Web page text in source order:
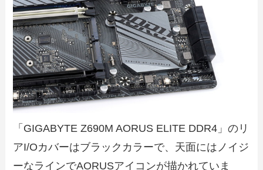
「GIGABYTE Z690M AORUS ELITE DDR4」のリ
アI/Oカバーはブラックカラーで、天面にはノイジ
ーなラインでAORUSアイコンが描かれていま